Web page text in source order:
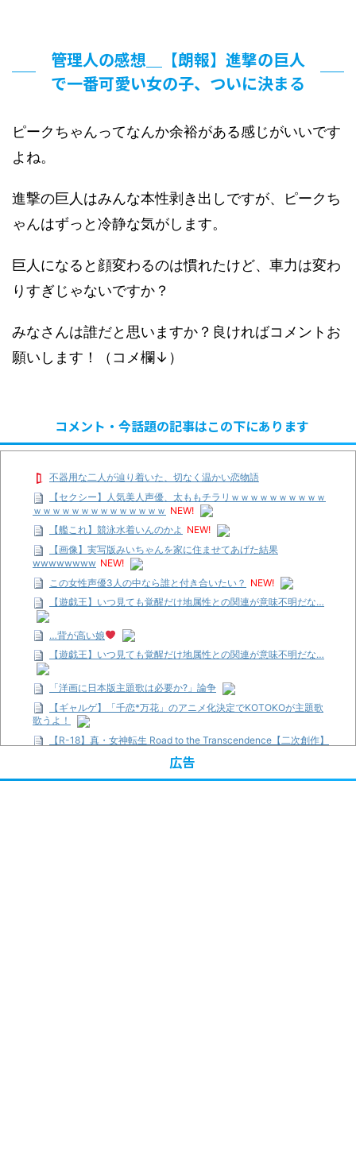
管理人の感想＿【朗報】進撃の巨人
で一番可愛い女の子、ついに決まる
ピークちゃんってなんか余裕がある感じがいいです
よね。
進撃の巨人はみんな本性剥き出しですが、ピークち
ゃんはずっと冷静な気がします。
巨人になると顔変わるのは慣れたけど、車力は変わ
りすぎじゃないですか？
みなさんは誰だと思いますか？良ければコメントお
願いします！（コメ欄↓）
コメント・今話題の記事はこの下にあります
不器用な二人が辿り着いた、切なく温かい恋物語
【セクシー】人気美人声優、太ももチラリｗｗｗｗｗｗｗｗｗｗ
ｗｗｗｗｗｗｗｗｗｗｗｗｗｗ NEW!
【艦これ】競泳水着いんのかよ NEW!
【画像】実写版みいちゃんを家に住ませてあげた結果
wwwwwwww NEW!
この女性声優3人の中なら誰と付き合いたい？ NEW!
【遊戯王】いつ見ても覚醒だけ地属性との関連が意味不明だな…
…背が高い娘
【遊戯王】いつ見ても覚醒だけ地属性との関連が意味不明だな…
「洋画に日本版主題歌は必要か?」論争
【ギャルゲ】「千恋*万花」のアニメ化決定でKOTOKOが主題歌
歌うよ！
【R-18】真・女神転生 Road to the Transcendence【二次創作】
【画像】この女優さん、可愛すぎる
広告